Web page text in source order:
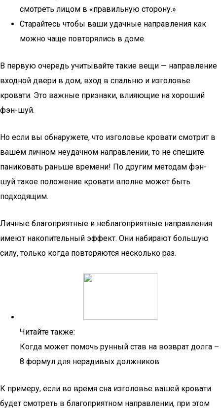
смотреть лицом в «правильную сторону.»
Старайтесь чтобы ваши удачные направления как
можно чаще повторялись в доме.
В первую очередь учитывайте такие вещи — направление
входной двери в дом, вход в спальню и изголовье
кровати. Это важные признаки, влияющие на хороший
фэн-шуй.
Но если вы обнаружете, что изголовье кровати смотрит в
вашем личном неудачном направлении, то не спешите
паниковать раньше времени! По другим методам фэн-
шуй такое положение кровати вполне может быть
подходящим.
Личные благоприятные и неблагоприятные направления
имеют накопительный эффект. Они набирают большую
силу, только когда повторяются несколько раз.
Читайте также:
Когда может помочь рунный став на возврат долга –
8 формул для нерадивых должников
К примеру, если во время сна изголовье вашей кровати
будет смотреть в благоприятном направлении, при этом